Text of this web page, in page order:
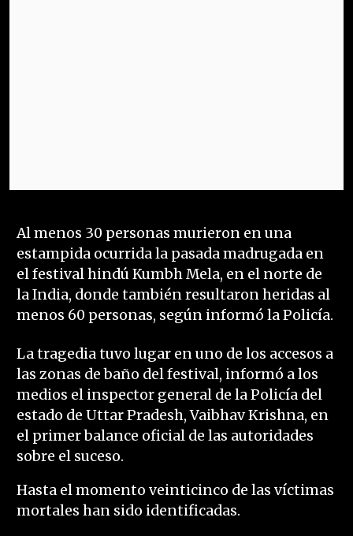
Al menos 30 personas murieron en una
estampida ocurrida la pasada madrugada en
el festival hindú Kumbh Mela, en el norte de
la India, donde también resultaron heridas al
menos 60 personas, según informó la Policía.
La tragedia tuvo lugar en uno de los accesos a
las zonas de baño del festival, informó a los
medios el inspector general de la Policía del
estado de Uttar Pradesh, Vaibhav Krishna, en
el primer balance oficial de las autoridades
sobre el suceso.
Hasta el momento veinticinco de las víctimas
mortales han sido identificadas.